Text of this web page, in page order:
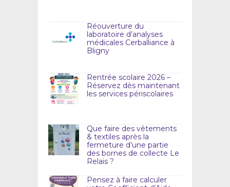
Réouverture du
laboratoire d’analyses
médicales Cerballiance à
Bligny
Rentrée scolaire 2026 –
Réservez dès maintenant
les services périscolaires
Que faire des vêtements
& textiles après la
fermeture d’une partie
des bornes de collecte Le
Relais ?
Pensez à faire calculer